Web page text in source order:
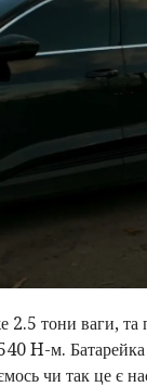
тони ваги, та
H-м.
чи так це є